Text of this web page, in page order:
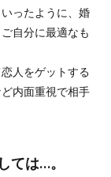
ったように、婚
自分に最適なも
人をゲットする
内面重視で相手
ては…。